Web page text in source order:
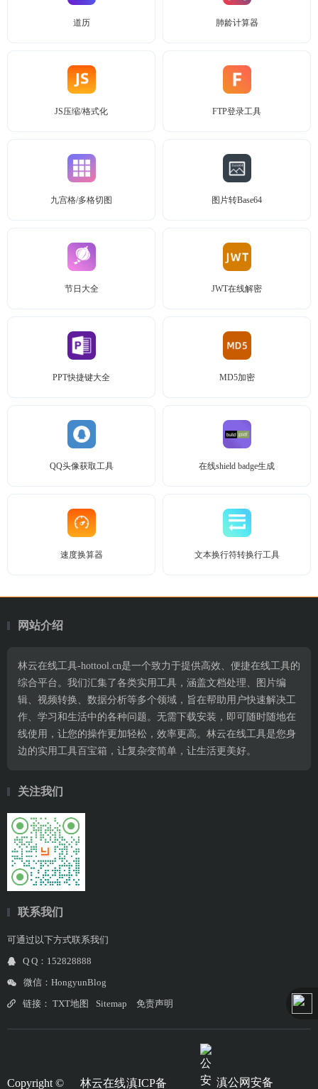
道历 肺龄计算器
JS压缩/格式化 FTP登录工具
九宫格/多格切图 图片转Base64
节日大全 JWT在线解密
PPT快捷键大全 MD5加密
QQ头像获取工具 在线shield badge生成
速度换算器 文本换行符转换行工具
网站介绍
林云在线工具-hottool.cn是一个致力于提供高效、便捷在线工具的
综合平台。我们汇集了各类实用工具，涵盖文档处理、图片编
辑、视频转换、数据分析等多个领域，旨在帮助用户快速解决工
作、学习和生活中的各种问题。无需下载安装，即可随时随地在
线使用，让您的操作更加轻松，效率更高。林云在线工具是您身
边的实用工具百宝箱，让复杂变简单，让生活更美好。
关注我们
联系我们
可通过以下方式联系我们
Q Q：152828888
微信：HongyunBlog
链接： TXT地图 Sitemap 免责声明
Copyright © 林云在线滇ICP备 滇公网安备